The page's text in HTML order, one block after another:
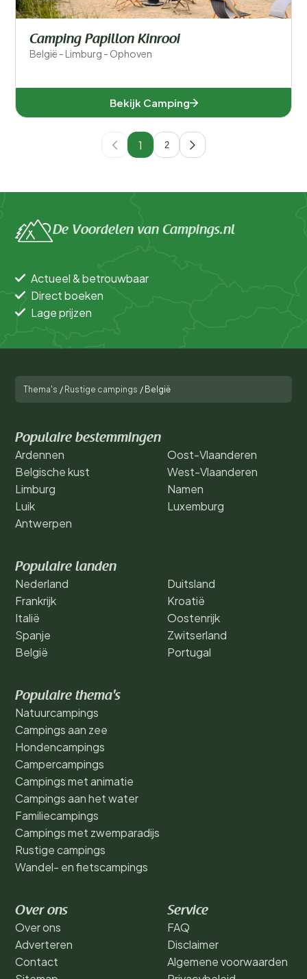
Camping Papillon Kinrooi
België - Limburg - Ophoven
Bekijk Camping
1 2
De Voordelen van Campings.nl
Actueel & betrouwbaar
Direct boeken
Lage prijzen
Thema's / Rustige campings / België
Populaire bestemmingen
Ardennen
Belgische kust
Limburg
Luik
Antwerpen
Oost-Vlaanderen
West-Vlaanderen
Namen
Luxemburg
Populaire landen
Nederland
Frankrijk
Italië
Spanje
België
Duitsland
Kroatië
Oostenrijk
Zwitserland
Portugal
Populaire thema's
Natuurcampings
Campings aan zee
Hondencampings
Campercampings
Campings met animatie
Campings aan het water
Familiecampings
Campings met zwemparadijs
Rustige campings
Wandel- en fietscampings
Over ons
Over ons
Adverteren
Contact
Service
FAQ
Disclaimer
Algemene voorwaarden